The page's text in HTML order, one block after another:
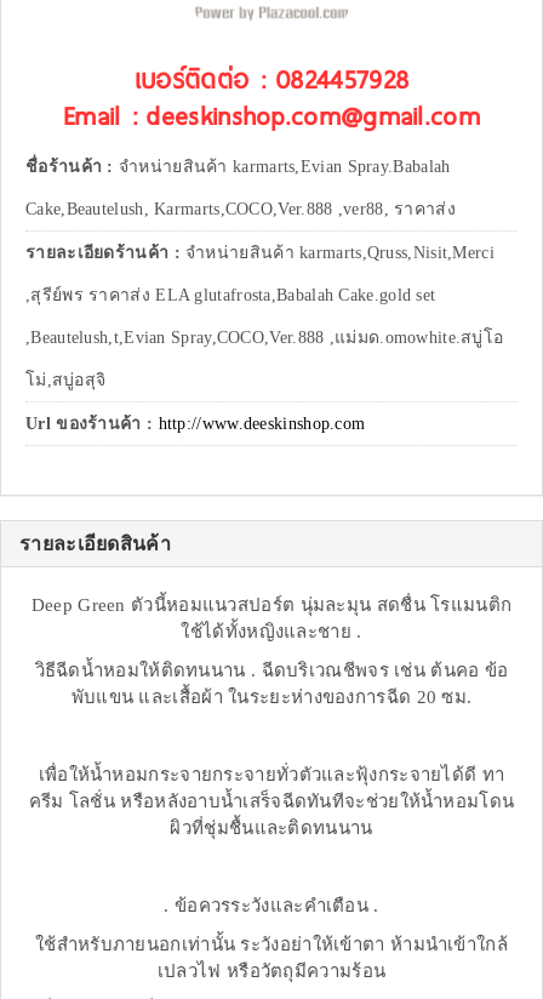
เบอร์ติดต่อ : 0824457928
Email : deeskinshop.com@gmail.com
ชื่อร้านค้า : จำหน่ายสินค้า karmarts,Evian Spray.Babalah
Cake,Beautelush, Karmarts,COCO,Ver.888 ,ver88, ราคาส่ง
รายละเอียดร้านค้า : จำหน่ายสินค้า karmarts,Qruss,Nisit,Merci
,สุรีย์พร ราคาส่ง ELA glutafrosta,Babalah Cake.gold set
,Beautelush,t,Evian Spray,COCO,Ver.888 ,แม่มด.omowhite.สบู่โอ
โม่,สบู่อสุจิ
Url ของร้านค้า : http://www.deeskinshop.com
รายละเอียดสินค้า
Deep Green ตัวนี้หอมแนวสปอร์ต นุ่มละมุน สดชื่น โรแมนติก
ใช้ได้ทั้งหญิงและชาย .
วิธีฉีดน้ำหอมให้ติดทนนาน . ฉีดบริเวณชีพจร เช่น ต้นคอ ข้อ
พับแขน และเสื้อผ้า ในระยะห่างของการฉีด 20 ซม.
เพื่อให้น้ำหอมกระจายกระจายทั่วตัวและฟุ้งกระจายได้ดี ทา
ครีม โลชั่น หรือหลังอาบน้ำเสร็จฉีดทันทีจะช่วยให้น้ำหอมโดน
ผิวที่ชุ่มชื้นและติดทนนาน
. ข้อควรระวังและคำเตือน .
ใช้สำหรับภายนอกเท่านั้น ระวังอย่าให้เข้าตา ห้ามนำเข้าใกล้
เปลวไฟ หรือวัตถุมีความร้อน